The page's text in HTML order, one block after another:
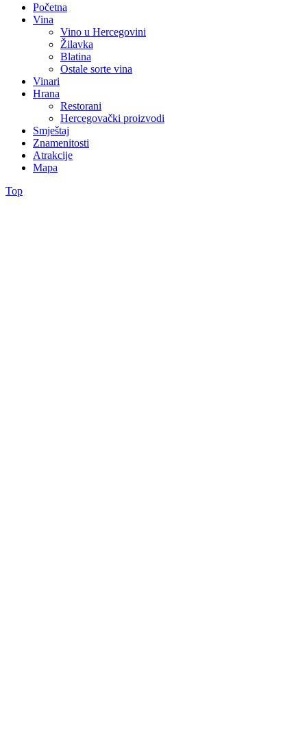
Početna
Vina
Vino u Hercegovini
Žilavka
Blatina
Ostale sorte vina
Vinari
Hrana
Restorani
Hercegovački proizvodi
Smještaj
Znamenitosti
Atrakcije
Mapa
Top